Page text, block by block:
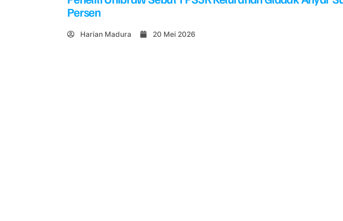
Persen
Harian Madura 20 Mei 2026